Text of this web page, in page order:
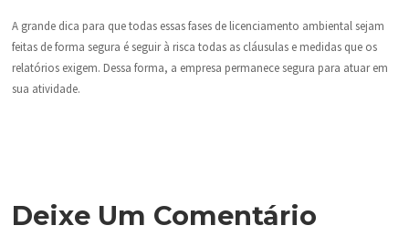
A grande dica para que todas essas fases de licenciamento ambiental sejam
feitas de forma segura é seguir à risca todas as cláusulas e medidas que os
relatórios exigem. Dessa forma, a empresa permanece segura para atuar em
sua atividade.
Deixe Um Comentário